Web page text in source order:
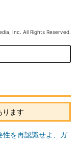
Inc. All Rights Reserved.
ります
性を再認識せよ、ガ